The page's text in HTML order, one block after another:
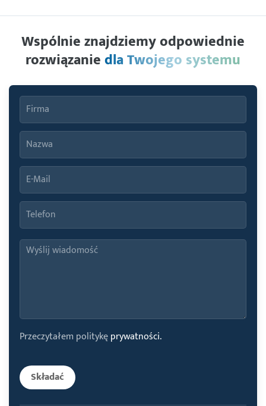
Wspólnie znajdziemy odpowiednie
rozwiązaniedla Twojego systemu
Przeczytałem politykęprywatności.
Składać